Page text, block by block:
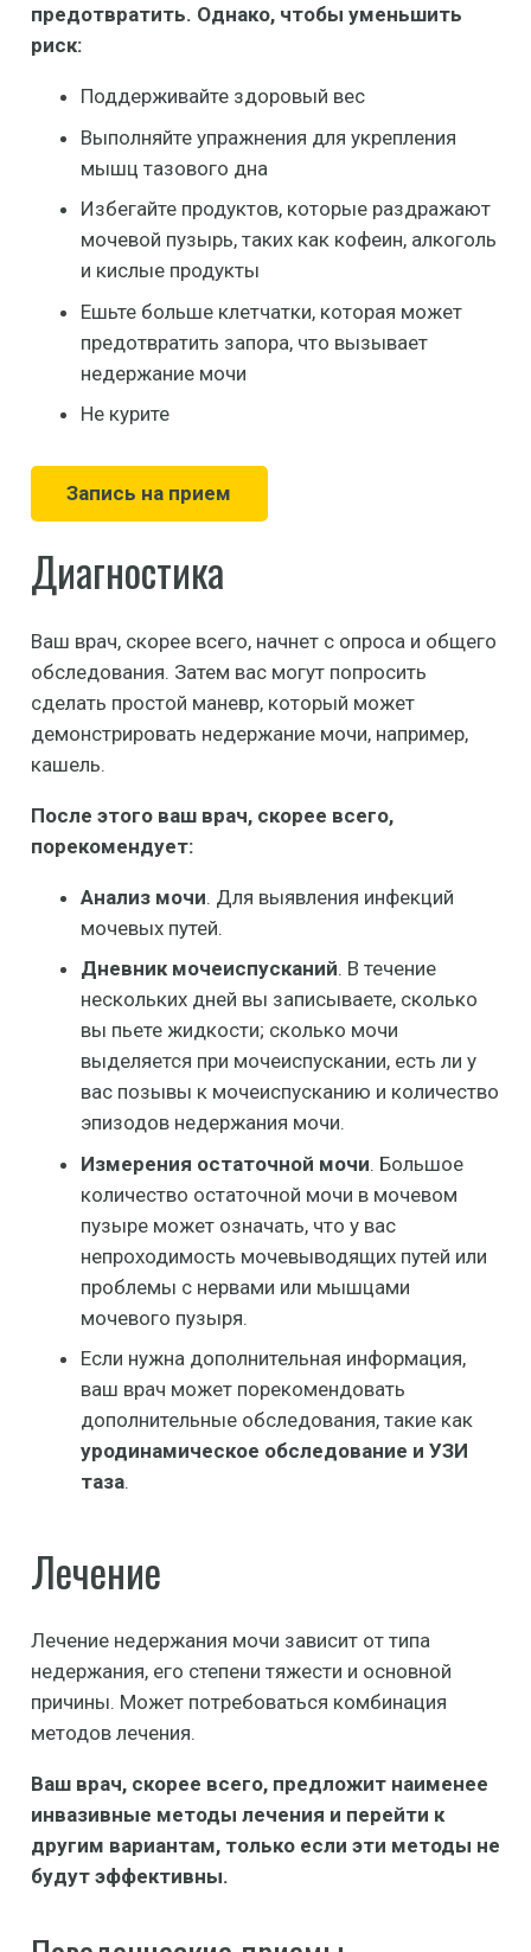
предотвратить. Однако, чтобы уменьшить
риск:
Поддерживайте здоровый вес
Выполняйте упражнения для укрепления
мышц тазового дна
Избегайте продуктов, которые раздражают
мочевой пузырь, таких как кофеин, алкоголь
и кислые продукты
Ешьте больше клетчатки, которая может
предотвратить запора, что вызывает
недержание мочи
Не курите
Запись на прием
Диагностика
Ваш врач, скорее всего, начнет с опроса и общего
обследования. Затем вас могут попросить
сделать простой маневр, который может
демонстрировать недержание мочи, например,
кашель.
После этого ваш врач, скорее всего,
порекомендует:
Анализ мочи. Для выявления инфекций
мочевых путей.
Дневник мочеиспусканий. В течение
нескольких дней вы записываете, сколько
вы пьете жидкости; сколько мочи
выделяется при мочеиспускании, есть ли у
вас позывы к мочеиспусканию и количество
эпизодов недержания мочи.
Измерения остаточной мочи. Большое
количество остаточной мочи в мочевом
пузыре может означать, что у вас
непроходимость мочевыводящих путей или
проблемы с нервами или мышцами
мочевого пузыря.
Если нужна дополнительная информация,
ваш врач может порекомендовать
дополнительные обследования, такие как
уродинамическое обследование и УЗИ
таза.
Лечение
Лечение недержания мочи зависит от типа
недержания, его степени тяжести и основной
причины. Может потребоваться комбинация
методов лечения.
Ваш врач, скорее всего, предложит наименее
инвазивные методы лечения и перейти к
другим вариантам, только если эти методы не
будут эффективны.